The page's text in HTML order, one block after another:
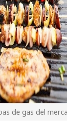
de gas del